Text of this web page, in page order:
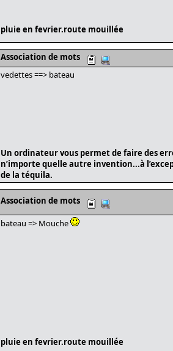
pluie en fevrier.route mouillée
Association de mots
vedettes ==> bateau
Un ordinateur vous permet de faire des
n’importe quelle autre invention...à
de la téquila.
Association de mots
bateau => Mouche
pluie en fevrier.route mouillée